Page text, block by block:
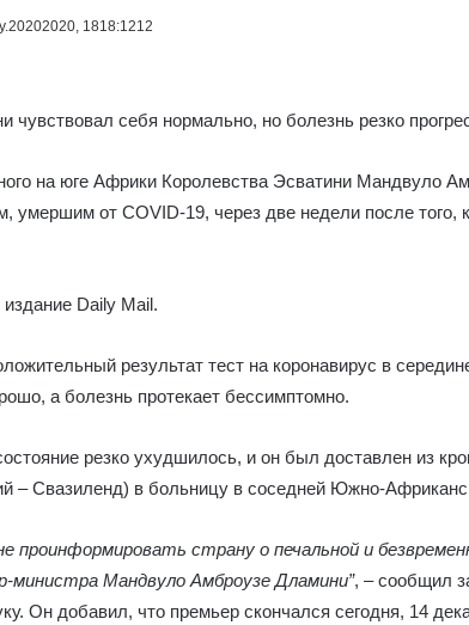
1818:1212
чувствовал себя нормально, но болезнь резко
на юге Африки Королевства Эсватини Мандвуло
от COVID-19, через две недели после того,
Daily Mail.
результат тест на коронавирус в
а болезнь протекает бессимптомно.
резко ухудшилось, и он был доставлен из
– Свазиленд) в больницу в соседней Южно-
проинформировать страну о печальной и
министра Мандвуло Амброузе Дламини”, – сообщил
Он добавил, что премьер скончался сегодня, 14